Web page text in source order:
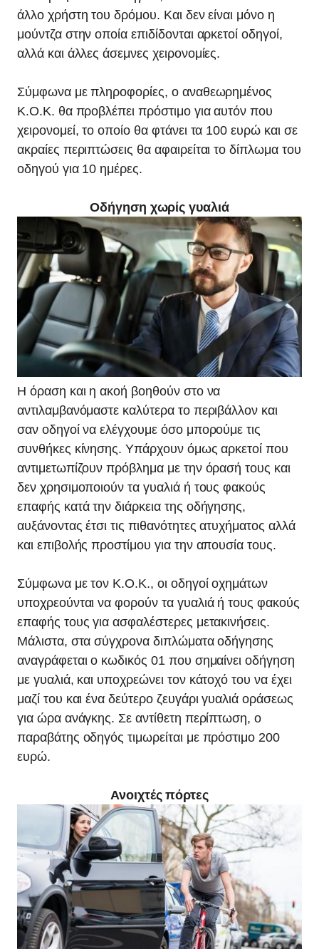
άλλο χρήστη του δρόμου. Και δεν είναι μόνο η
μούντζα στην οποία επιδίδονται αρκετοί οδηγοί,
αλλά και άλλες άσεμνες χειρονομίες.
Σύμφωνα με πληροφορίες, ο αναθεωρημένος
Κ.Ο.Κ. θα προβλέπει πρόστιμο για αυτόν που
χειρονομεί, το οποίο θα φτάνει τα 100 ευρώ και σε
ακραίες περιπτώσεις θα αφαιρείται το δίπλωμα του
οδηγού για 10 ημέρες.
Οδήγηση χωρίς γυαλιά
Η όραση και η ακοή βοηθούν στο να
αντιλαμβανόμαστε καλύτερα το περιβάλλον και
σαν οδηγοί να ελέγχουμε όσο μπορούμε τις
συνθήκες κίνησης. Υπάρχουν όμως αρκετοί που
αντιμετωπίζουν πρόβλημα με την όρασή τους και
δεν χρησιμοποιούν τα γυαλιά ή τους φακούς
επαφής κατά την διάρκεια της οδήγησης,
αυξάνοντας έτσι τις πιθανότητες ατυχήματος αλλά
και επιβολής προστίμου για την απουσία τους.
Σύμφωνα με τον Κ.Ο.Κ., οι οδηγοί οχημάτων
υποχρεούνται να φορούν τα γυαλιά ή τους φακούς
επαφής τους για ασφαλέστερες μετακινήσεις.
Μάλιστα, στα σύγχρονα διπλώματα οδήγησης
αναγράφεται ο κωδικός 01 που σημαίνει οδήγηση
με γυαλιά, και υποχρεώνει τον κάτοχό του να έχει
μαζί του και ένα δεύτερο ζευγάρι γυαλιά οράσεως
για ώρα ανάγκης. Σε αντίθετη περίπτωση, ο
παραβάτης οδηγός τιμωρείται με πρόστιμο 200
ευρώ.
Ανοιχτές πόρτες